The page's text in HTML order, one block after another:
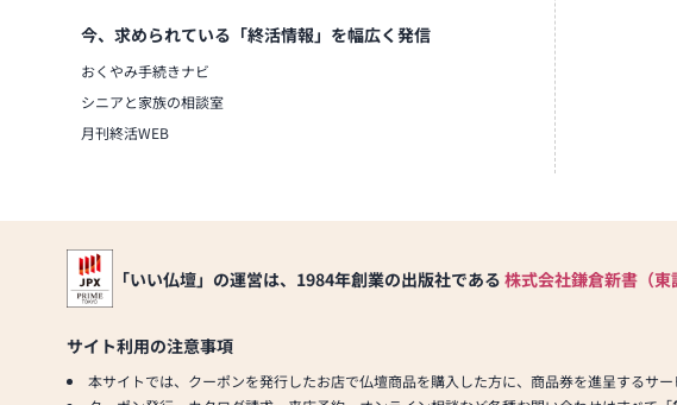
今、求められている「終活情報」を幅広く発信
おくやみ手続きナビ
シニアと家族の相談室
月刊終活WEB
「いい仏壇」の運営は、1984年創業の出版社である 株式会社鎌倉新書（東
サイト利用の注意事項
本サイトでは、クーポンを発行したお店で仏壇商品を購入した方に、商品券を進呈するサ